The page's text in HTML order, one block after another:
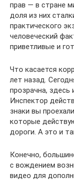
прав — в стране
доля из них
практического
человеческий
приветливые и
Что касается
лет назад.
прозрачна, здесь
Инспектор
знаки вы
которые
дороги. А это и
Конечно,
с вождением
видео для